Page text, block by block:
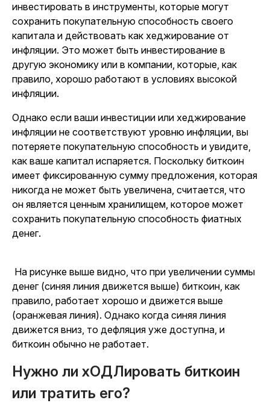
инвестировать в инструменты, которые могут
сохранить покупательную способность своего
капитала и действовать как хеджирование от
инфляции. Это может быть инвестирование в
другую экономику или в компании, которые, как
правило, хорошо работают в условиях высокой
инфляции.
Однако если ваши инвестиции или хеджирование
инфляции не соответствуют уровню инфляции, вы
потеряете покупательную способность и увидите,
как ваше капитал испаряется. Поскольку биткоин
имеет фиксированную сумму предложения, которая
никогда не может быть увеличена, считается, что
он является ценным хранилищем, которое может
сохранить покупательную способность фиатных
денег.
На рисунке выше видно, что при увеличении суммы
денег (синяя линия движется выше) биткоин, как
правило, работает хорошо и движется выше
(оранжевая линия). Однако когда синяя линия
движется вниз, то дефляция уже доступна, и
биткоин обычно не работает.
Нужно ли хОДЛировать биткоин
или тратить его?